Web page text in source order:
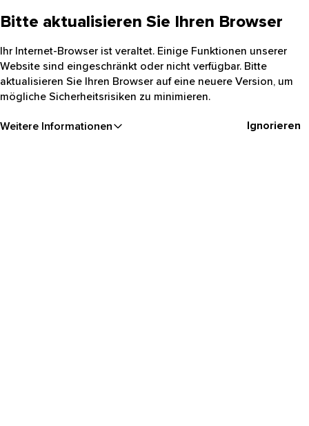
Bitte aktualisieren Sie Ihren Browser
Ihr Internet-Browser ist veraltet. Einige Funktionen unserer
Website sind eingeschränkt oder nicht verfügbar. Bitte
aktualisieren Sie Ihren Browser auf eine neuere Version, um
mögliche Sicherheitsrisiken zu minimieren.
Weitere Informationen Ignorieren